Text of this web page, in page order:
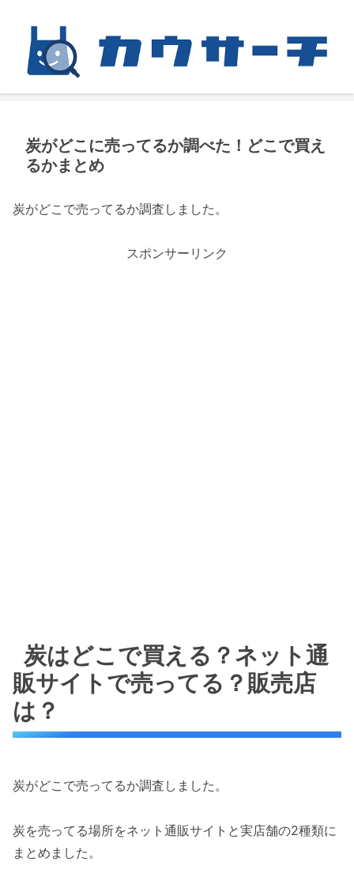
炭がどこに売ってるか調べた！どこで買え
るかまとめ
炭がどこで売ってるか調査しました。
スポンサーリンク
炭はどこで買える？ネット通
販サイトで売ってる？販売店
は？
炭がどこで売ってるか調査しました。
炭を売ってる場所をネット通販サイトと実店舗の2種類に
まとめました。